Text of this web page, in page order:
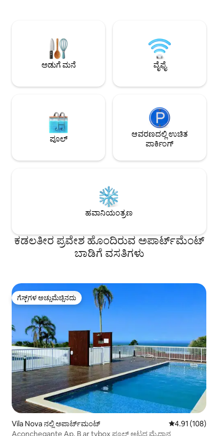
ಪ್ರವೇಶದ್ವಾರ ಮತ್ತು ಖಾಸಗಿ ಹೊರಾಂಗಣ ಪ್ರದೇಶವನ್ನು
ಹೊಂದಿದೆ. ನಾವು ಈಜುಕೊಳ, ಡೆಕ್, ಲಿವಿಂಗ್ ರೂಮ್
ಅಥವಾ ಅಡುಗೆಮನೆಯನ್ನು ಗೆಸ್ಟ್‌ಗಳ ನಡುವೆ
ಹಂಚಿಕೊಳ್ಳುವುದಿಲ್ಲ.
ಹಾಸಿಗೆ ಮತ್ತು ಸ್ನಾನದ
ಅಡುಗೆಮನೆಯು ನಿಮ್ಮ
ಮತ್ತು ನಿಮ್ಮ
ಖಚಿತಪಡಿಸುತ್ತದೆ.
ಅಡುಗೆ ಮನೆ ವೈಫೈ
ಪೂಲ್
ಆವರಣದಲ್ಲಿ ಉಚಿತ
ಪಾರ್ಕಿಂಗ್
ಹವಾನಿಯಂತ್ರಣ
ಕಡಲತೀರ ಪ್ರವೇಶ ಹೊಂದಿರುವ ಅಪಾರ್ಟ್‌ಮೆಂಟ್
ಬಾಡಿಗೆ ವಸತಿಗಳು
ಗೆಸ್ಟ್‌ಗಳ ಅಚ್ಚುಮೆಚ್ಚಿನದು
ಗೆಸ್ಟ್‌ಗಳ ಅಚ್ಚುಮೆಚ್ಚಿನದು
Vila Nova ನಲ್ಲಿ ಅಪಾರ್ಟ್‌ಮಂಟ್ 5 ರಲ್ಲಿ 4.91
4.91 (108)
Aconchegante Ap. B ar tvbox ಪೂಲ್ ಆಟದ ಮೈದಾನ